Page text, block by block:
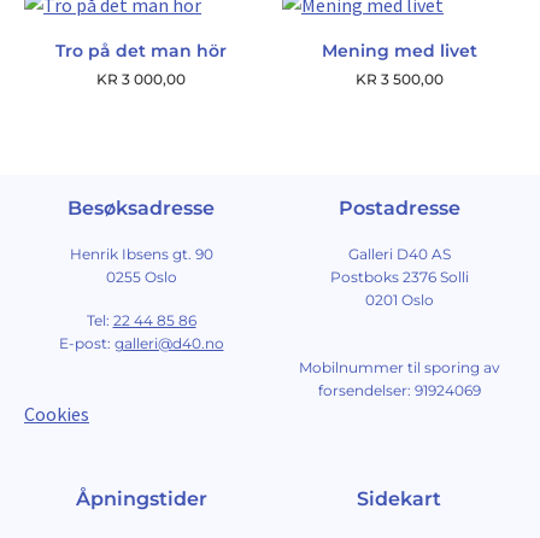
Tro på det man hör
KR 3 000,00
Mening med livet
KR 3 500,00
Besøksadresse
Henrik Ibsens gt. 90
0255 Oslo
Tel: 22 44 85 86
E-post: galleri@d40.no
Cookies
Postadresse
Galleri D40 AS
Postboks 2376 Solli
0201 Oslo
Mobilnummer til sporing av
forsendelser: 91924069
Åpningstider Sidekart